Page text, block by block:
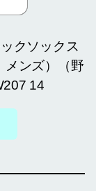
クソックス
メンズ）（野
14